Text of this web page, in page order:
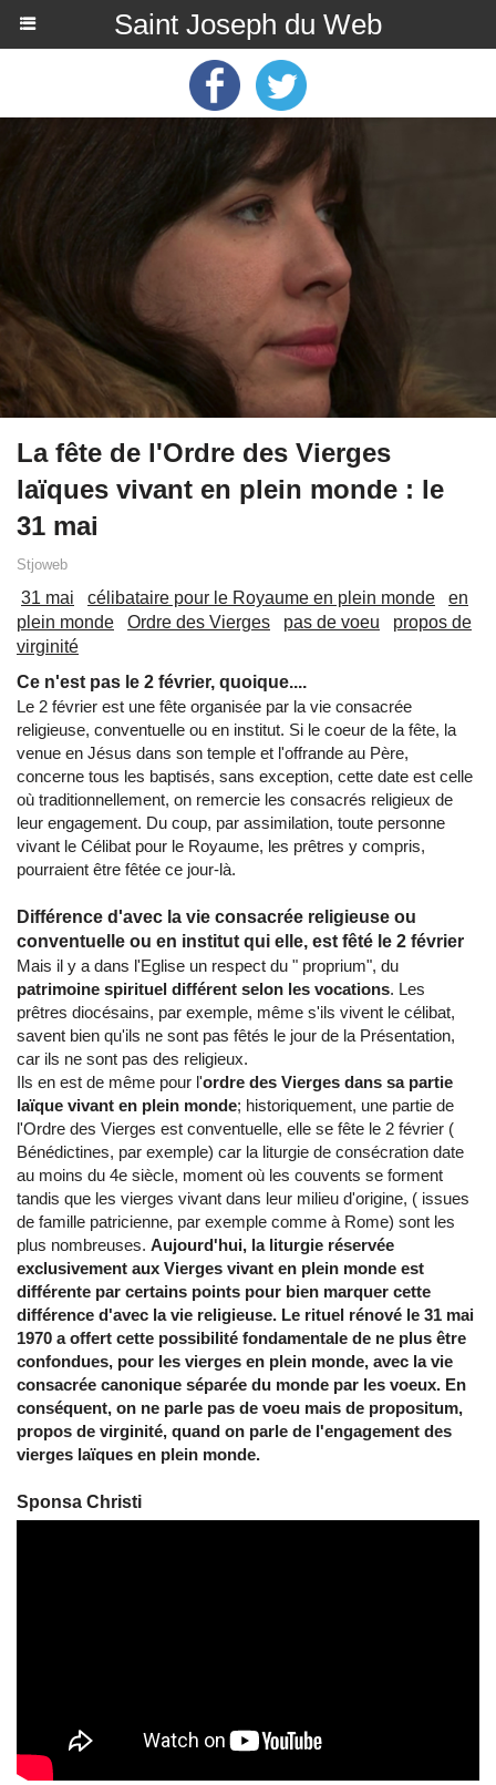
Saint Joseph du Web
La fête de l'Ordre des Vierges
laïques vivant en plein monde : le
31 mai
Stjoweb
31 mai célibataire pour le Royaume en plein monde
en
plein monde
Ordre des Vierges pas de voeu
propos de
virginité
Ce n'est pas le 2 février, quoique....
Le 2 février est une fête organisée par la vie consacrée
religieuse, conventuelle ou en institut. Si le coeur de la fête, la
venue en Jésus dans son temple et l'offrande au Père,
concerne tous les baptisés, sans exception, cette date est celle
où traditionnellement, on remercie les consacrés religieux de
leur engagement. Du coup, par assimilation, toute personne
vivant le Célibat pour le Royaume, les prêtres y compris,
pourraient être fêtée ce jour-là.
Différence d'avec la vie consacrée religieuse ou
conventuelle ou en institut qui elle, est fêté le 2 février
Mais il y a dans l'Eglise un respect du " proprium", du
patrimoine spirituel différent selon les vocations. Les
prêtres diocésains, par exemple, même s'ils vivent le célibat,
savent bien qu'ils ne sont pas fêtés le jour de la Présentation,
car ils ne sont pas des religieux.
Ils en est de même pour l'ordre des Vierges dans sa partie
laïque vivant en plein monde; historiquement, une partie de
l'Ordre des Vierges est conventuelle, elle se fête le 2 février (
Bénédictines, par exemple) car la liturgie de consécration date
au moins du 4e siècle, moment où les couvents se forment
tandis que les vierges vivant dans leur milieu d'origine, ( issues
de famille patricienne, par exemple comme à Rome) sont les
plus nombreuses. Aujourd'hui, la liturgie réservée
exclusivement aux Vierges vivant en plein monde est
différente par certains points pour bien marquer cette
différence d'avec la vie religieuse. Le rituel rénové le 31 mai
1970 a offert cette possibilité fondamentale de ne plus être
confondues, pour les vierges en plein monde, avec la vie
consacrée canonique séparée du monde par les voeux. En
conséquent, on ne parle pas de voeu mais de propositum,
propos de virginité, quand on parle de l'engagement des
vierges laïques en plein monde.
Sponsa Christi